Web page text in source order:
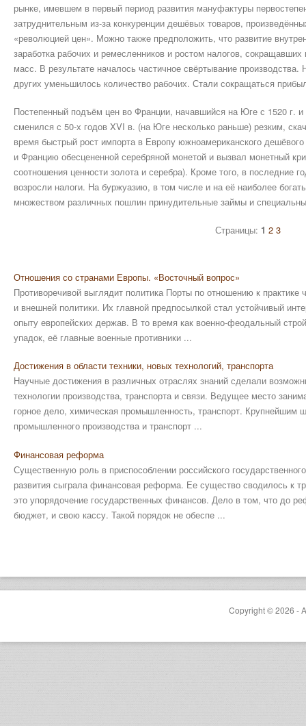
рынке, имевшем в первый период развития мануфактуры
затруднительным из-за конкуренции дешёвых товаров,
«революцией цен». Можно также предположить, что развитие
заработка рабочих и ремесленников и ростом налогов,
масс. В результате началось частичное свёртывание
других уменьшилось количество рабочих. Стали сокращаться
Постепенный подъём цен во Франции, начавшийся на Юге с 1520 г.
сменился с 50-х годов XVI в. (на Юге несколько раньше) резким,
время быстрый рост импорта в Европу южноамериканского
и Францию обесцененной серебряной монетой и вызвал монетный
соотношения ценности золота и серебра). Кроме того, в последние
возросли налоги. На буржуазию, в том числе и на её наиболее
множеством различных пошлин принудительные займы и
Страницы: 1 2 3
Отношения со странами Европы. «Восточный вопрос»
Противоречивой выглядит политика Порты по отношению к практике
и внешней политики. Их главной предпосылкой стал устойчивый
опыту европейских держав. В то время как военно-феодальный
упадок, её главные военные противники ...
Достижения в области техники, новых технологий, транспорта
Научные достижения в различных отраслях знаний сделали
технологии производства, транспорта и связи. Ведущее место
горное дело, химическая промышленность, транспорт. Крупнейшим
промышленного производства и транспорт ...
Финансовая реформа
Существенную роль в приспособлении российского
развития сыграла финансовая реформа. Ее существо сводилось к
это упорядочение государственных финансов. Дело в том, что до
бюджет, и свою кассу. Такой порядок не обеспе ...
Copyright © 2026 -